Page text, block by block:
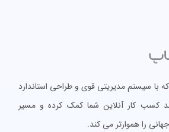
با سیستم مدیریتی قوی و طراحی استاندارد
کسب کار آنلاین شما کمک کرده و مسیر
را هموارتر می کند.